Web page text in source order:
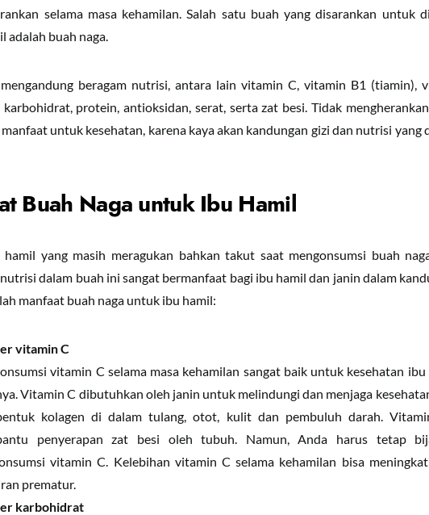
selama masa kehamilan. Salah satu buah yang disarankan untuk
adalah buah naga.
beragam nutrisi, antara lain vitamin C, vitamin B1 (tiamin),
protein, antioksidan, serat, serta zat besi. Tidak
untuk kesehatan, karena kaya akan kandungan gizi dan nutrisi yang
Buah Naga untuk Ibu Hamil
hamil yang masih meragukan bahkan takut saat mengonsumsi buah
dalam buah ini sangat bermanfaat bagi ibu hamil dan janin dalam
manfaat buah naga untuk ibu hamil:
vitamin C
vitamin C selama masa kehamilan sangat baik untuk kesehatan ibu
Vitamin C dibutuhkan oleh janin untuk melindungi dan menjaga
kolagen di dalam tulang, otot, kulit dan pembuluh darah.
penyerapan zat besi oleh tubuh. Namun, Anda harus tetap
vitamin C. Kelebihan vitamin C selama kehamilan bisa
prematur.
karbohidrat